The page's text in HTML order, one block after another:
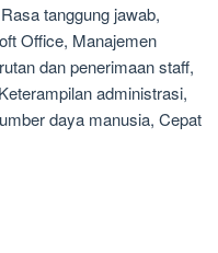
tanggung jawab,
Office, Manajemen
dan penerimaan staff,
administrasi,
daya manusia, Cepat